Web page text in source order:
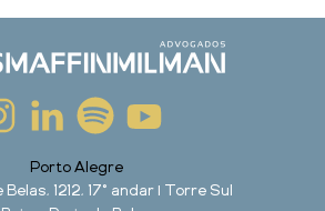
Porto Alegre
Belas, 1212, 17° andar | Torre Sul